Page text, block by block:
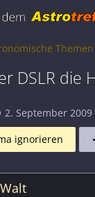
Themen
DSLR die
2. September 2009
ignorieren